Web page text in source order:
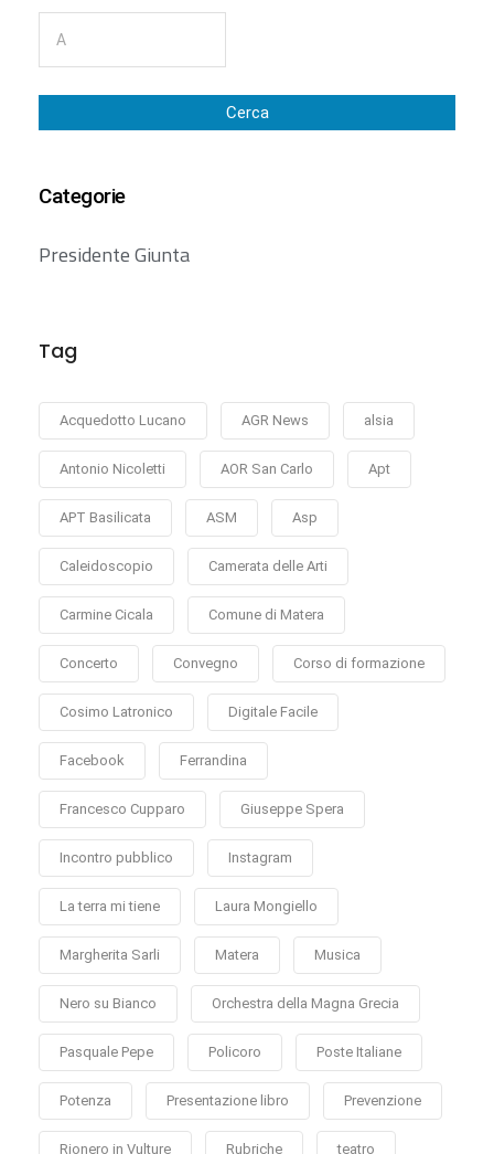
Cerca
Categorie
Presidente Giunta
Tag
Acquedotto Lucano AGR News alsia
Antonio Nicoletti AOR San Carlo Apt
APT Basilicata ASM Asp
Caleidoscopio Camerata delle Arti
Carmine Cicala Comune di Matera
Concerto Convegno Corso di formazione
Cosimo Latronico Digitale Facile
Facebook Ferrandina
Francesco Cupparo Giuseppe Spera
Incontro pubblico Instagram
La terra mi tiene Laura Mongiello
Margherita Sarli Matera Musica
Nero su Bianco Orchestra della Magna Grecia
Pasquale Pepe Policoro Poste Italiane
Potenza Presentazione libro Prevenzione
Rionero in Vulture Rubriche teatro